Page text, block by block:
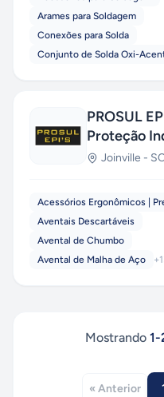
Arames para Soldagem
Conexões para Solda
Conjunto de Solda Oxi-
PROSUL
Proteção
Joinville -
Acessórios Ergonômicos |
Aventais Descartáveis
Avental de Chumbo
Avental de Malha de Aço
+
Mostrando 1-
« Anterior